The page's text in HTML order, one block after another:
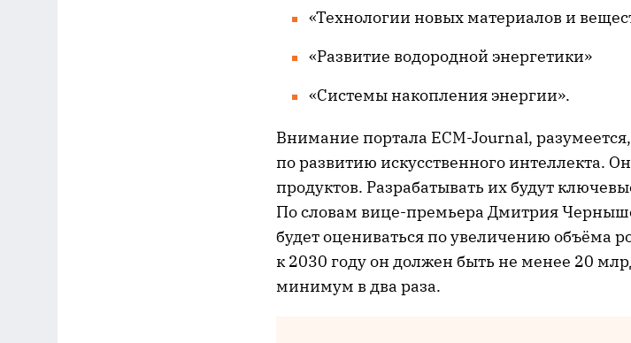
«Технологии новых материалов и
«Развитие водородной энергетики»
«Системы накопления энергии».
Внимание портала ECM-Journal,
по развитию искусственного интеллекта.
продуктов. Разрабатывать их будут
По словам вице-премьера Дмитрия
будет оцениваться по увеличению объёма
к 2030 году он должен быть не менее 20
минимум в два раза.